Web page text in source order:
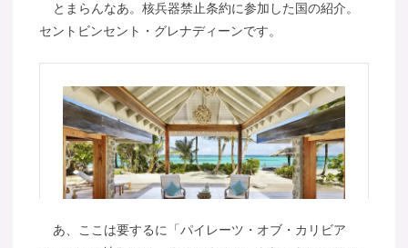
とまらんなあ。核兵器禁止条約に参加した国の紹介。
セントビンセント・グレナディーンです。
あ、ここは要するに「パイレーツ・オブ・カリビア